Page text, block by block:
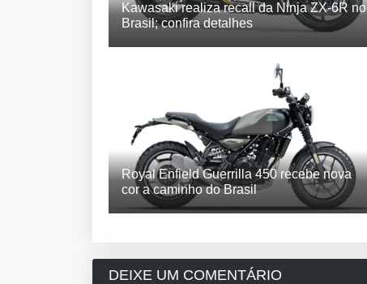
Kawasaki realiza recall da Ninja ZX-6R no
Brasil; confira detalhes
Royal Enfield Guerrilla 450 recebe nova
cor a caminho do Brasil
DEIXE UM COMENTÁRIO